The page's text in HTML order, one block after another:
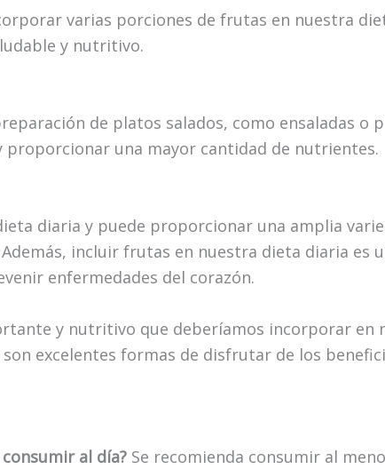
varias porciones de frutas en nuestra
y nutritivo.
de platos salados, como ensaladas o
una mayor cantidad de nutrientes.
diaria y puede proporcionar una amplia
incluir frutas en nuestra dieta diaria es
enfermedades del corazón.
y nutritivo que deberíamos incorporar en
excelentes formas de disfrutar de los
al día? Se recomienda consumir al